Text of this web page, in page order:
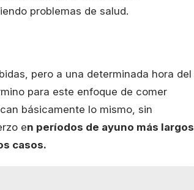
problemas de salud.
pero a una determinada hora del
para este enfoque de comer
básicamente lo mismo, sin
en períodos de ayuno más largos
casos.